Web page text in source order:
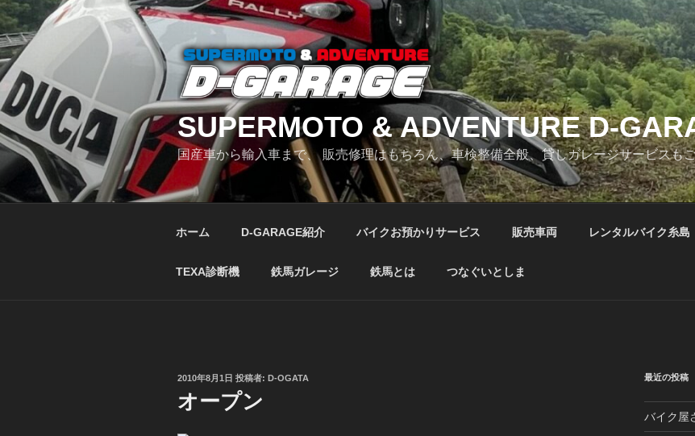
コ
ン
テ
ン
ツ
へ
ス
キ
ッ
SUPERMOTO & ADVENTURE D-
国産車から輸入車まで、 販売修理はもちろん、車検整備全般、貸しガレージサービスも
ホーム D-GARAGE紹介 バイクお預かりサービス 販売車両 レンタルバイク糸島
TEXA診断機 鉄馬ガレージ 鉄馬とは つなぐいとしま
投
日:
2010年8月1日 投稿者: D-OGATA
オープン
最近の投稿
バイク屋